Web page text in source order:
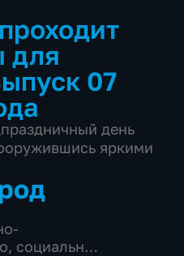
для
07
день
яркими
, социально-